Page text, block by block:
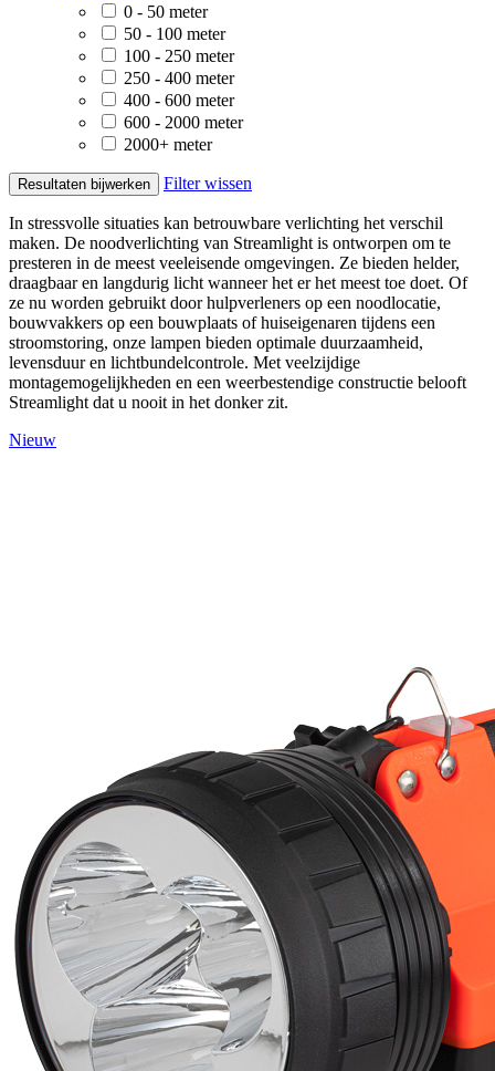
0 - 50 meter
50 - 100 meter
100 - 250 meter
250 - 400 meter
400 - 600 meter
600 - 2000 meter
2000+ meter
Resultaten bijwerken Filter wissen
In stressvolle situaties kan betrouwbare verlichting het verschil
maken. De noodverlichting van Streamlight is ontworpen om te
presteren in de meest veeleisende omgevingen. Ze bieden helder,
draagbaar en langdurig licht wanneer het er het meest toe doet. Of
ze nu worden gebruikt door hulpverleners op een noodlocatie,
bouwvakkers op een bouwplaats of huiseigenaren tijdens een
stroomstoring, onze lampen bieden optimale duurzaamheid,
levensduur en lichtbundelcontrole. Met veelzijdige
montagemogelijkheden en een weerbestendige constructie belooft
Streamlight dat u nooit in het donker zit.
Nieuw